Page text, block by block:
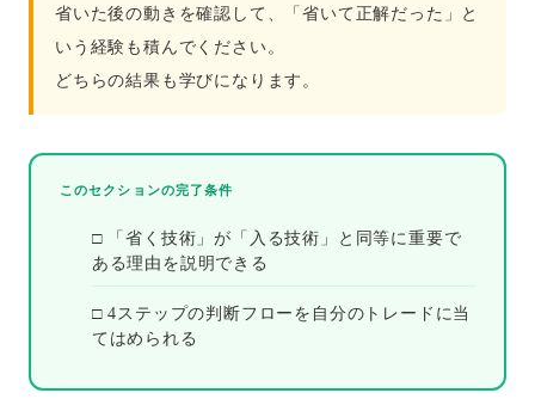
省いた後の動きを確認して、「省いて正解だった」と
いう経験も積んでください。
どちらの結果も学びになります。
このセクションの完了条件
□ 「省く技術」が「入る技術」と同等に重要で
ある理由を説明できる
□ 4ステップの判断フローを自分のトレードに当
てはめられる